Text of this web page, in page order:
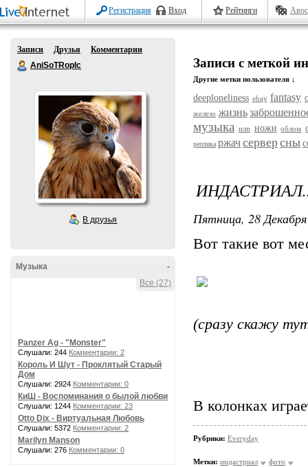
Регистрация Вход Рейтинги
Записи Друзья
Комментарии
AniSoTRopIc
В друзья
-
Музыка
Все (27)
Panzer Ag - "Monster"
Слушали: 244 Комментарии: 2
Король И Шут - Проклятый Старый
Дом
Слушали: 2924 Комментарии: 0
КиШ - Воспоминания о былой любви
Слушали: 1244 Комментарии: 23
Otto Dix - Виртуальная Любовь
Слушали: 5372 Комментарии: 2
Marilyn Manson
Слушали: 276 Комментарии: 0
Записи с меткой
Другие метки пользователя ↓
deeploneliness ebay fantasy
железо жизнь
музыка нлп ножи облом
реплика ржачсерверсны
Пятница, 28
Вот такие вот
(сразу скажу
В колонках
Рубрики: Everyday
Метки: индастриал фото